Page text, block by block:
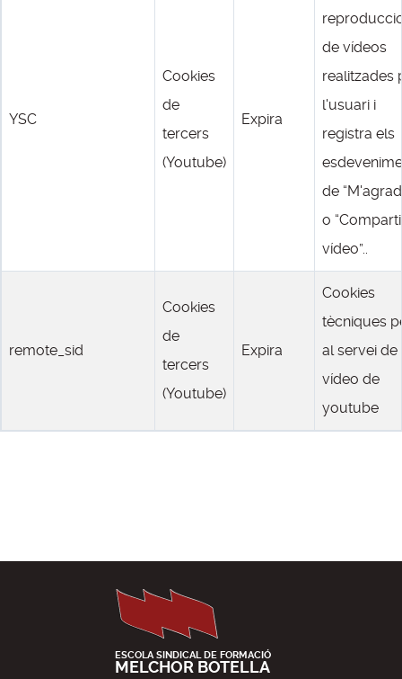
YSC
Cookies
de
tercers
(Youtube)
Expira
de vídeos
realitzades
l'usuari i
registra els
de
o
vídeo”..
remote_sid
Cookies
de
tercers
(Youtube)
Expira
Cookies
tècniques
al servei de
vídeo de
youtube
ESCOLA SINDICAL DE FORMACIÓ
MELCHOR BOTELLA